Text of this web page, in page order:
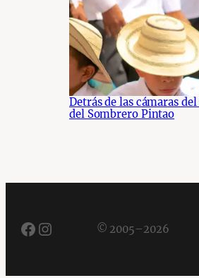
Detrás de las cámaras
del Sombrero Pintao
Facebook
Instagram© 2005–2026